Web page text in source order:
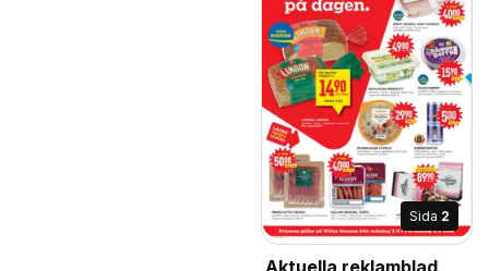
Sida 2
Aktuella reklamblad